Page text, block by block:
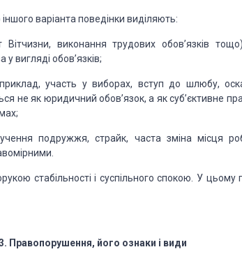
ва­ріанта поведінки виділяють:
Вітчизни, виконання трудових обов’язків тощо).
увигляді обов’язків;
участь у виборах, вступ до шлюбу,
не як юридичний обов’язок, а як суб’єктивне
подружжя, страйк, часта зміна місця
ними.
стабіль­ності і суспільного спокою. У цьому
Правопорушення, його ознаки і види